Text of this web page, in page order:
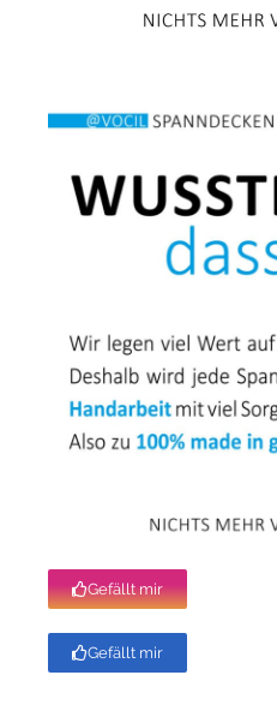
Gefällt mir
Gefällt mir